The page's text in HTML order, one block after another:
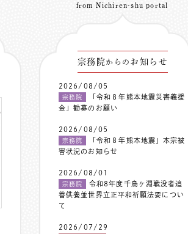
from Nichiren-shu portal
宗務院からの お知らせ
2026/08/05
宗務院
「令和８年熊本地震災害義援
金」勧募のお願い
2026/08/05
宗務院
「令和８年熊本地震」本宗被
害状況のお知らせ
2026/08/01
宗務院
令和8年度千鳥ヶ淵戦没者追
善供養並世界立正平和祈願法要につい
て
2026/07/29